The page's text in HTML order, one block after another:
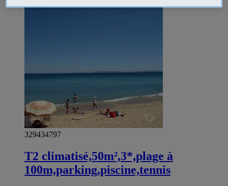
329434797
T2 climatisé,50m²,3*,plage à
100m,parking,piscine,tennis